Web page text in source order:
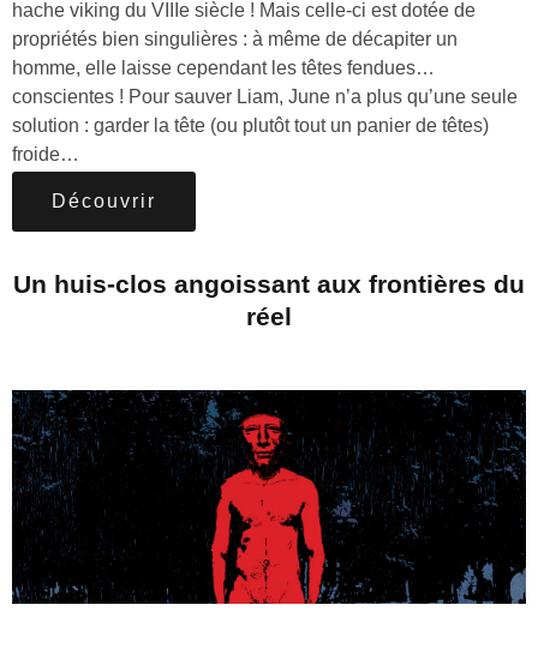
hache viking du VIIIe siècle ! Mais celle-ci est dotée de
propriétés bien singulières : à même de décapiter un
homme, elle laisse cependant les têtes fendues…
conscientes ! Pour sauver Liam, June n’a plus qu’une seule
solution : garder la tête (ou plutôt tout un panier de têtes)
froide…
Découvrir
Un huis-clos angoissant aux frontières du
réel